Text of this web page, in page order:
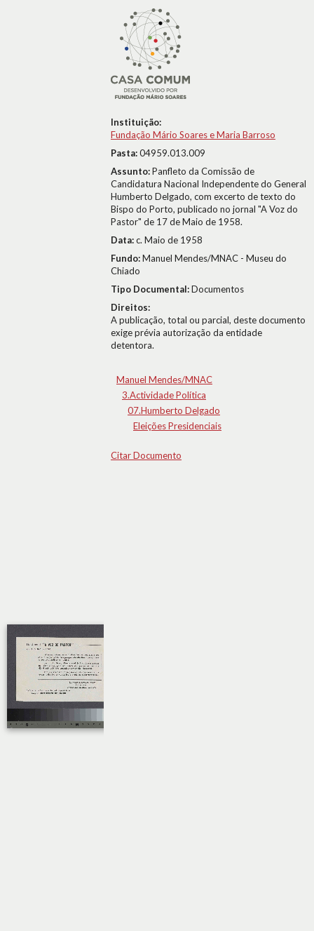
Instituição:
Fundação Mário Soares e Maria Barroso
Pasta:04959.013.009
Assunto:Panfleto da Comissão de
Candidatura Nacional Independente do General
Humberto Delgado, com excerto de texto do
Bispo do Porto, publicado no jornal "A Voz do
Pastor" de 17 de Maio de 1958.
Data:c. Maio de 1958
Fundo:Manuel Mendes/MNAC - Museu do
Chiado
Tipo Documental:Documentos
Direitos:
A publicação, total ou parcial, deste documento
exige prévia autorização da entidade
detentora.
Manuel Mendes/MNAC
3.Actividade Política
07.Humberto Delgado
Eleições Presidenciais
Citar Documento